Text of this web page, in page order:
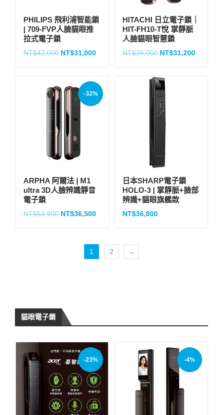
PHILIPS 飛利浦智能鎖
| 709-FVP人臉貓眼推
拉式電子鎖
NT$42,000 NT$31,000
HITACHI 日立電子鎖｜
HIT-FH10-T悅 掌靜脈
人臉貓眼智慧鎖
NT$39,000 NT$31,200
-32%
ARPHA 阿爾法 | M1
ultra 3D人臉辨識靜音
電子鎖
NT$53,900 NT$36,500
日本SHARP電子鎖
HOLO-3 | 掌靜脈+臉部
辨識+貓眼旗艦款
NT$36,800
1 2 →
貓眼電子鎖
-23% -4%